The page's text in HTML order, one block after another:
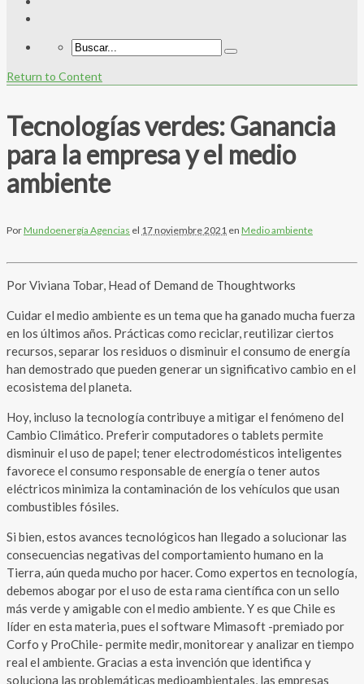
Return to Content
Tecnologías verdes: Ganancia
para la empresa y el medio
ambiente
PorMundoenergía Agencias el 17 noviembre 2021 en Medio ambiente
Por Viviana Tobar, Head of Demand de Thoughtworks
Cuidar el medio ambiente es un tema que ha ganado mucha fuerza
en los últimos años. Prácticas como reciclar, reutilizar ciertos
recursos, separar los residuos o disminuir el consumo de energía
han demostrado que pueden generar un significativo cambio en el
ecosistema del planeta.
Hoy, incluso la tecnología contribuye a mitigar el fenómeno del
Cambio Climático. Preferir computadores o tablets permite
disminuir el uso de papel; tener electrodomésticos inteligentes
favorece el consumo responsable de energía o tener autos
eléctricos minimiza la contaminación de los vehículos que usan
combustibles fósiles.
Si bien, estos avances tecnológicos han llegado a solucionar las
consecuencias negativas del comportamiento humano en la
Tierra, aún queda mucho por hacer. Como expertos en tecnología,
debemos abogar por el uso de esta rama científica con un sello
más verde y amigable con el medio ambiente. Y es que Chile es
líder en esta materia, pues el software Mimasoft -premiado por
Corfo y ProChile- permite medir, monitorear y analizar en tiempo
real el ambiente. Gracias a esta invención que identifica y
soluciona las problemáticas medioambientales, las empresas